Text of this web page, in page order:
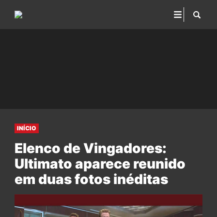
INÍCIO
Elenco de Vingadores:
Ultimato aparece reunido
em duas fotos inéditas